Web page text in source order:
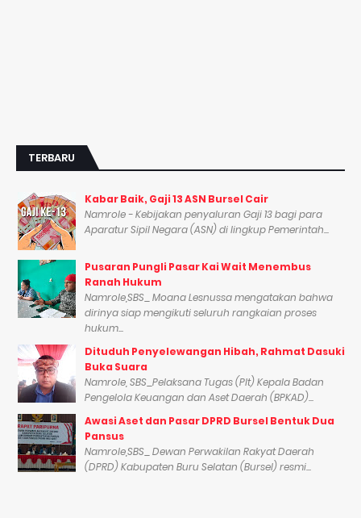
TERBARU
Kabar Baik, Gaji 13 ASN Bursel Cair
Namrole - Kebijakan penyaluran Gaji 13 bagi para
Aparatur Sipil Negara (ASN) di lingkup Pemerintah...
Pusaran Pungli Pasar Kai Wait Menembus
Ranah Hukum
Namrole,SBS_ Moana Lesnussa mengatakan bahwa
dirinya siap mengikuti seluruh rangkaian proses
hukum...
Dituduh Penyelewangan Hibah, Rahmat Dasuki
Buka Suara
Namrole, SBS_Pelaksana Tugas (Plt) Kepala Badan
Pengelola Keuangan dan Aset Daerah (BPKAD)...
Awasi Aset dan Pasar DPRD Bursel Bentuk Dua
Pansus
Namrole,SBS_ Dewan Perwakilan Rakyat Daerah
(DPRD) Kabupaten Buru Selatan (Bursel) resmi...